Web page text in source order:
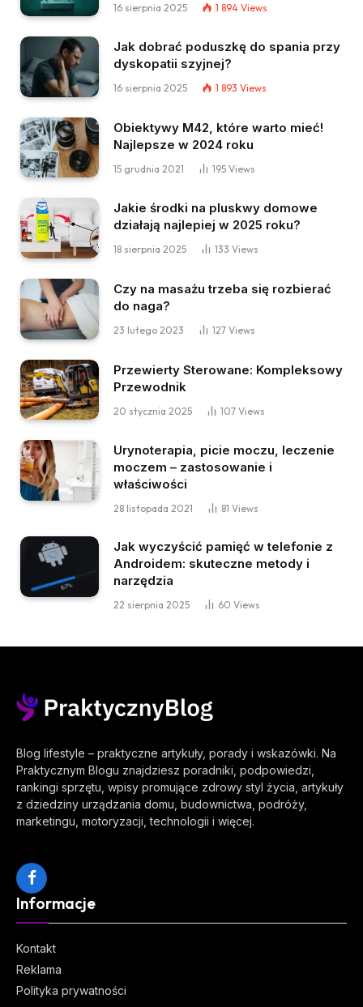
16 sierpnia 2025 1 894 Views
Jak dobrać poduszkę do spania przy
dyskopatii szyjnej?
16 sierpnia 2025 1 893 Views
Obiektywy M42, które warto mieć!
Najlepsze w 2024 roku
15 grudnia 2021 195 Views
Jakie środki na pluskwy domowe
działają najlepiej w 2025 roku?
18 sierpnia 2025 133 Views
Czy na masażu trzeba się rozbierać
do naga?
23 lutego 2023 127 Views
Przewierty Sterowane: Kompleksowy
Przewodnik
20 stycznia 2025 107 Views
Urynoterapia, picie moczu, leczenie
moczem – zastosowanie i
właściwości
28 listopada 2021 81 Views
Jak wyczyścić pamięć w telefonie z
Androidem: skuteczne metody i
narzędzia
22 sierpnia 2025 60 Views
Blog lifestyle – praktyczne artykuły, porady i wskazówki. Na
Praktycznym Blogu znajdziesz poradniki, podpowiedzi,
rankingi sprzętu, wpisy promujące zdrowy styl życia, artykuły
z dziedziny urządzania domu, budownictwa, podróży,
marketingu, motoryzacji, technologii i więcej.
Facebook
Informacje
Kontakt
Reklama
Polityka prywatności